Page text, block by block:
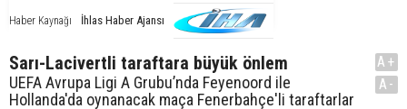
Haber Kaynağı İhlas Haber Ajansı
Sarı-Lacivertli taraftara büyük önlem
UEFA Avrupa Ligi A Grubu’nda Feyenoord ile
Hollanda'da oynanacak maça Fenerbahçe'li taraftarlar
A+
A-